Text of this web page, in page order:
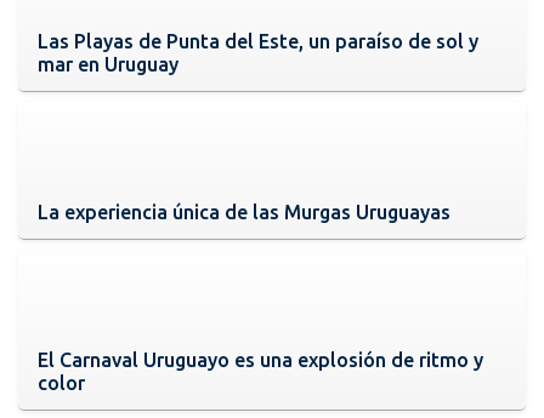
Las Playas de Punta del Este, un paraíso de sol y
mar en Uruguay
La experiencia única de las Murgas Uruguayas
El Carnaval Uruguayo es una explosión de ritmo y
color